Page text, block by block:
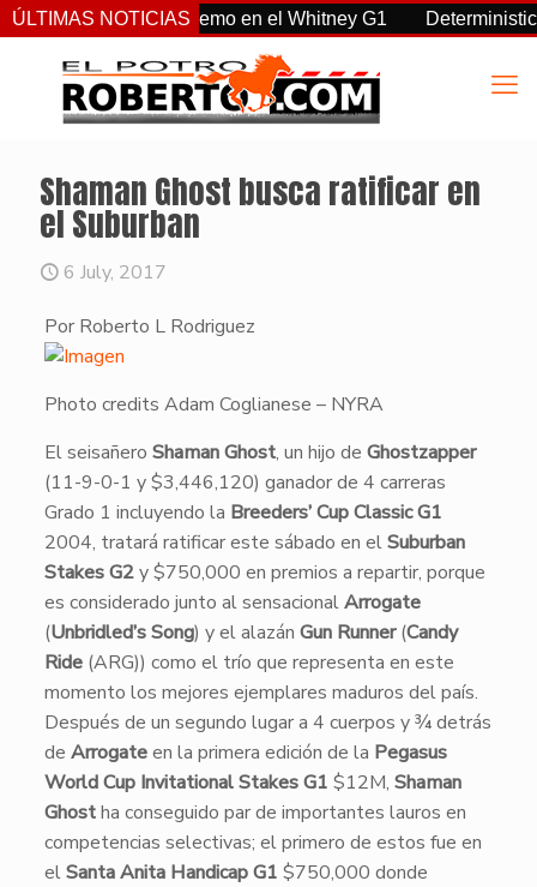
ÚLTIMAS NOTICIASsupremo en el Whitney G1 Deterministic:
Shaman Ghost busca ratificar en
el Suburban
6 July, 2017
Por Roberto L Rodriguez
Photo credits Adam Coglianese – NYRA
​El seisañero Shaman Ghost, un hijo de Ghostzapper
(11-9-0-1 y $3,446,120) ganador de 4 carreras
Grado 1 incluyendo la Breeders’ Cup ClassicG1
2004, tratará ratificar este sábado en elSuburban
Stakes G2y $750,000 en premios a repartir, porque
es considerado junto al sensacionalArrogate
(Unbridled’s Song) y el alazán Gun Runner(Candy
Ride(ARG)) como el trío que representa en este
momento los mejores ejemplares maduros del país.
​Después de un segundo lugar a 4 cuerpos y ¾ detrás
de Arrogateen la primera edición de la Pegasus
World Cup Invitational Stakes G1 $12M, Shaman
Ghostha conseguido par de importantes lauros en
competencias selectivas; el primero de estos fue en
elSanta Anita Handicap G1 $750,000 donde